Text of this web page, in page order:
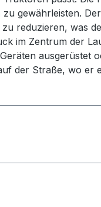
gewährleisten.
reduzieren, was
im Zentrum der
der Straße, wo